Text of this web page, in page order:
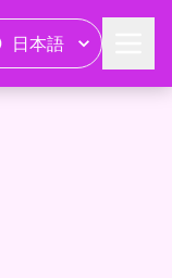
日本語